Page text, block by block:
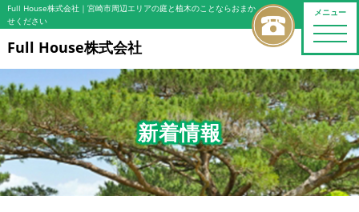
メニュー
toggle
Full House株式会社｜宮崎市周辺エリアの庭と植木のことならおまか
せください
Full House株式会社
新着情報